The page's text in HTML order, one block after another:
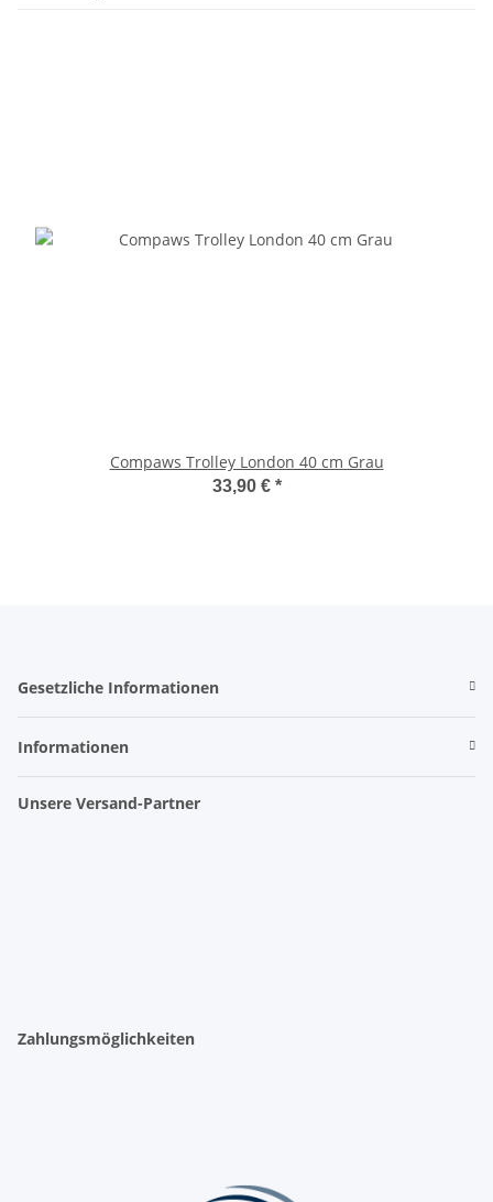
Compaws Trolley London 40 cm Grau
33,90 € *
Gesetzliche Informationen
Informationen
Unsere Versand-Partner
Zahlungsmöglichkeiten